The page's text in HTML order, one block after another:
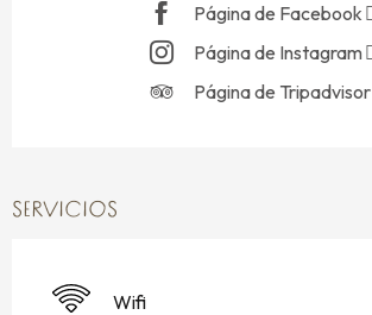
Página de Facebook
Página de Instagram
Página de Tripadvisor
SERVICIOS
Wifi